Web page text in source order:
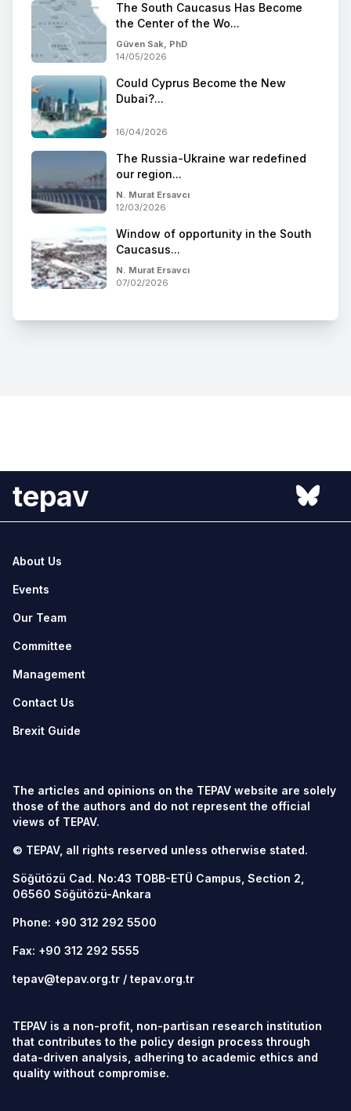
The South Caucasus Has Become
the Center of the Wo...
Güven Sak, PhD
14/05/2026
Could Cyprus Become the New
Dubai?...
16/04/2026
The Russia-Ukraine war redefined
our region...
N. Murat Ersavcı
12/03/2026
Window of opportunity in the South
Caucasus...
N. Murat Ersavcı
07/02/2026
tepav
About Us
Events
Our Team
Committee
Management
Contact Us
Brexit Guide
The articles and opinions on the TEPAV website are solely
those of the authors and do not represent the official
views of TEPAV.
© TEPAV, all rights reserved unless otherwise stated.
Söğütözü Cad. No:43 TOBB-ETÜ Campus, Section 2,
06560 Söğütözü-Ankara
Phone: +90 312 292 5500
Fax: +90 312 292 5555
tepav@tepav.org.tr / tepav.org.tr
TEPAV is a non-profit, non-partisan research institution
that contributes to the policy design process through
data-driven analysis, adhering to academic ethics and
quality without compromise.